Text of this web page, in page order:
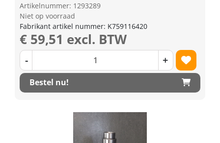
Artikelnummer: 1293289
Niet op voorraad
Fabrikant artikel nummer: K759116420
€ 59,51 excl. BTW
- +
Bestel nu!